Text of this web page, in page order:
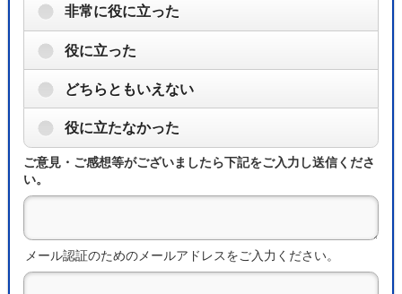
非常に役に立った
役に立った
どちらともいえない
役に立たなかった
ご意見・ご感想等がございましたら下記をご入力し送信くださ
い。
メール認証のためのメールアドレスをご入力ください。